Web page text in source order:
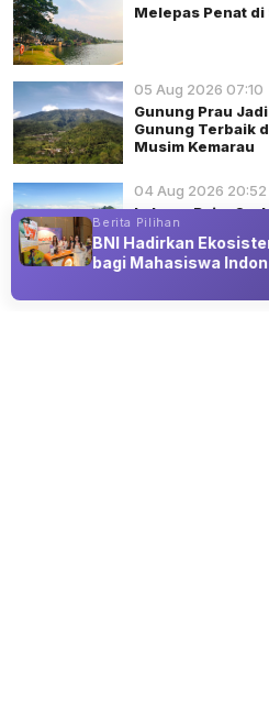
Melepas Penat
05 Aug 2026 07:10
Gunung Prau
Gunung Terbaik
Musim Kemarau
04 Aug 2026 20:52
Labuan Bajo,
Keindahan
Berita Pilihan
BNI Hadirkan
bagi Mahasiswa